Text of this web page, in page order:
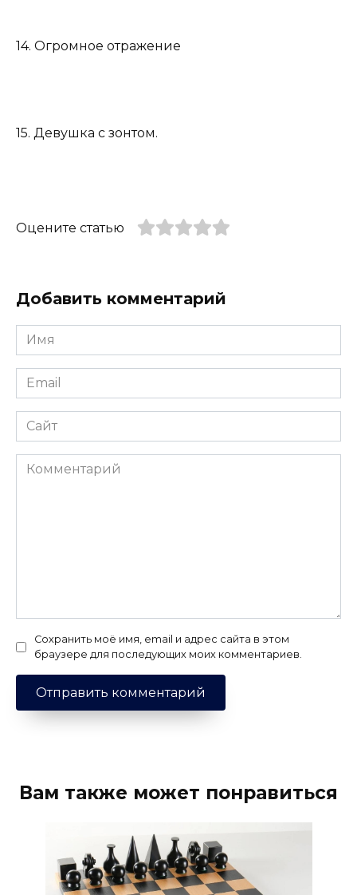
14. Огромное отражение
15. Девушка с зонтом.
Оцените статью
Добавить комментарий
Имя
*
Email
*
Сайт
Комментарий
Сохранить моё имя, email и адрес сайта в этом
браузере для последующих моих комментариев.
Вам также может понравиться